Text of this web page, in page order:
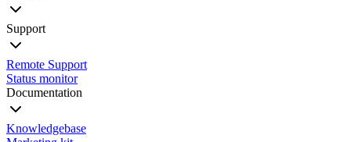
Support
Remote Support
Status monitor
Documentation
Knowledgebase